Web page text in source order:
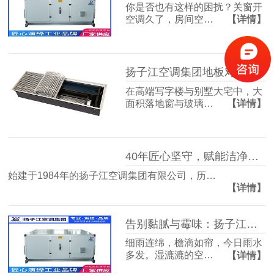
你是否也有这样的困扰？关窗开
空调久了，房间空…
【详情】
扬子江空调集团地板对流器：破解冬冷夏热难题，打造四季如春的舒适空间
在高端写字楼与别墅大宅中，大
面积落地窗与玻璃…
【详情】
40年匠心坚守，赋能洁净空气未来
始建于1984年的扬子江空调集团有限公司，历…
【详情】
告别黏腻与霉味：扬子江空调的梅雨季舒适生活指南
细雨连绵，檐滴如帘，今日雨水
多发。湿漉漉的空…
【详情】